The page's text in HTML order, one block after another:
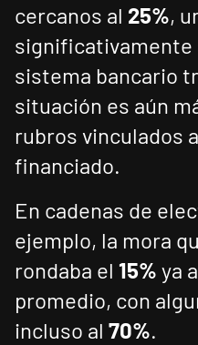
cercanos al 25%,
significativamente
sistema bancario
situación es aún
rubros vinculados
financiado.
En cadenas de
ejemplo, la mora
rondaba el 15% ya
promedio, con
incluso al 70%.